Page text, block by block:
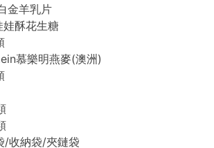
金羊乳片
娃酥花生糖
慕樂明燕麥(澳洲)
/收納袋/夾鏈袋